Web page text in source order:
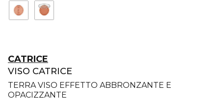
CATRICE
VISO CATRICE
TERRA VISO EFFETTO ABBRONZANTE E
OPACIZZANTE